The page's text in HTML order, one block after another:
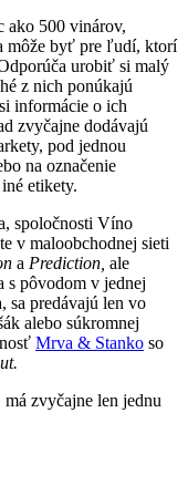
ako 500 vinárov,
môže byť pre ľudí, ktorí
urobiť si malý
z nich ponúkajú
informácie o ich
zvyčajne dodávajú
pod jednou
na označenie
etikety.
spoločnosti Víno
v maloobchodnej sieti
a Prediction, ale
s pôvodom v jednej
sa predávajú len vo
alebo súkromnej
Mrva & Stanko so
zvyčajne len jednu